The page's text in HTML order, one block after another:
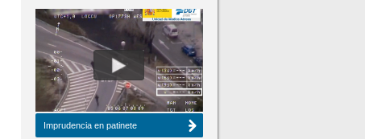
NÚMERO ACTUAL HEMEROTECA
Imprudencia en patinete